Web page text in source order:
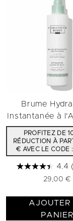
Brume
Instantanée à
PROFITEZ DE
RÉDUCTION À
€ AVEC LE CODE :
4.4
29,00 €
AJOUTER
PANIER